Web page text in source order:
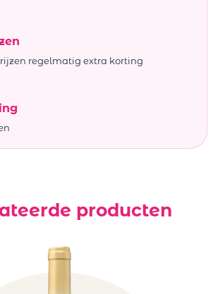
regelmatig extra korting
producten